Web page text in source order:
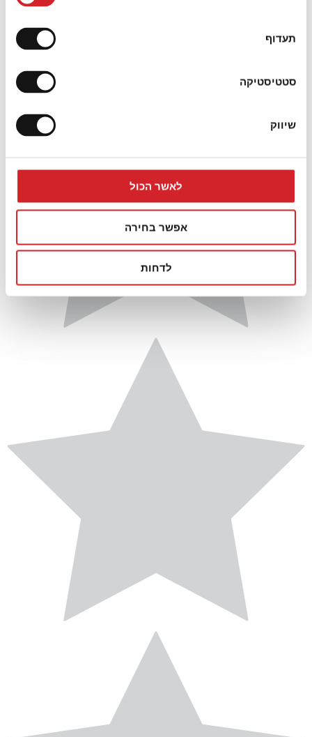
תעדוף
סטטיסטיקה
שיווק
לאשר הכול
אפשר בחירה
לדחות